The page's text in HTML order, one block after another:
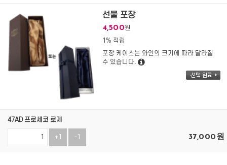
선물 포장
4,500원
1% 적립
포장 케이스는 와인의 크기에 따라 달라질
수 있습니다.
47AD 프로세코 로제
+1 -1 37,000원